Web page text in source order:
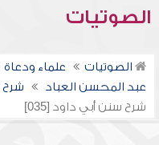
الصوتيات
الصوتيات علماء ودعاة
عبد المحسن العباد
شرح
شرح سنن أبي داود [035]